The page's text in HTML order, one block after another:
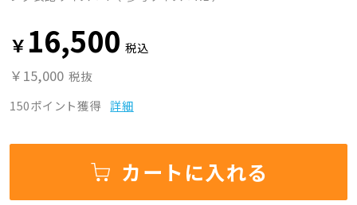
￥ 16,500 税込
￥15,000 税抜
150ポイント獲得 詳細
カートに入れる